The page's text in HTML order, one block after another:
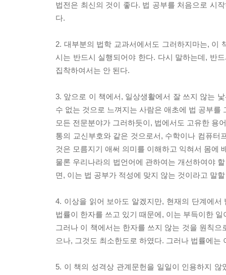
법전은 최신의 것이 좋다. 법 공부를 처음으로 시
다.
2. 대부분의 법학 교과서에서도 그러하지마는, 이
시는 반드시 실행되어야 한다. 다시 말하는데, 반
집착하여서는 안 된다.
3. 앞으로 이 책에서, 일상생활에서 잘 쓰지 않는
수 없는 것으로 느껴지는 사람은 애초에 법 공부를
모든 전문분야가 그러하듯이, 법에서도 고유한 용
통의 교신부호와 같은 것으로서, 수학이나 컴퓨
것은 모름지기 애써 의미를 이해하고 익혀서 몸에
물론 우리나라의 법언어에 관하여는 개선하여야
면, 이는 법 공부가 적성에 맞지 않는 것이라고 말
4. 이상을 읽어 보아도 알겠지만, 현재의 단계에
법률이 한자를 쓰고 있기 때문에, 이는 부득이한 일
그러나 이 책에서는 한자를 쓰지 않는 것을 원칙
으나, 그것도 최소한도로 하였다. 그러나 법률에
5. 이 책의 성격상 관계문헌을 일일이 인용하지 않